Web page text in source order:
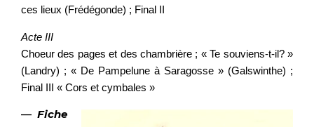
ces lieux (Frédégonde) ; Final II
Acte III
Choeur des pages et des chambrière ; « Te souviens-t-il? »
(Landry) ; « De Pampelune à Saragosse » (Galswinthe) ;
Final III « Cors et cymbales »
— Fiche